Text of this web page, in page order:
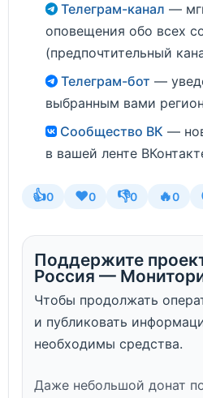
Телеграм-канал —
оповещения обо всех
(предпочтительный
Телеграм-бот —
выбранным вами
Сообщество ВК —
в вашей ленте
👍0 ❤️0 👎0 🔥0
Поддержите
Россия —
Чтобы продолжать
и публиковать
необходимы средства.
Даже небольшой донат